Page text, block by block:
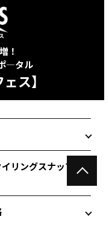
！
―タル
ス】
リングスナップ